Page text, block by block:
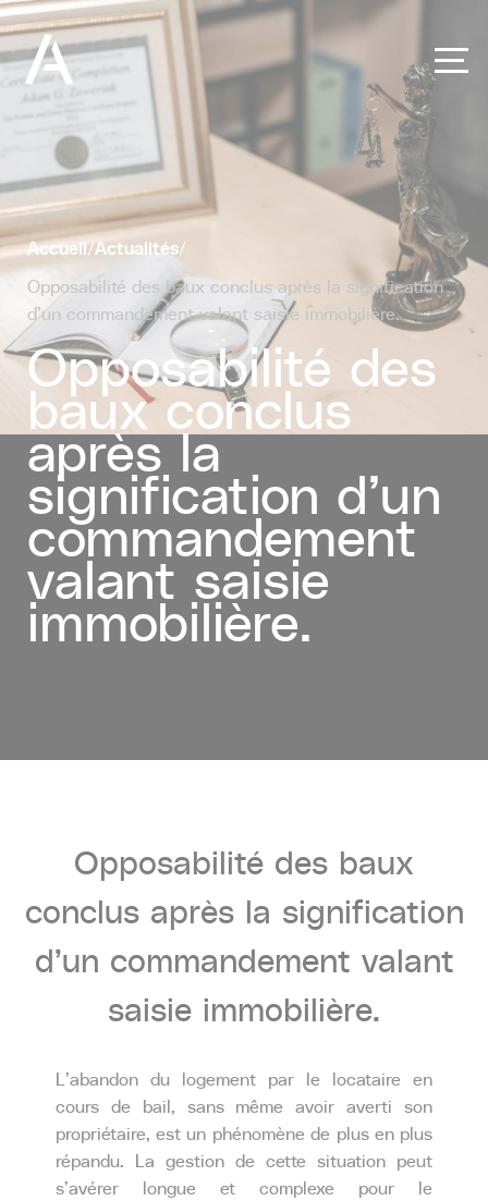
Accueil/Actualités/
Opposabilité des baux conclus après la signification
d’un commandement valant saisie immobilière.
Opposabilité des
baux conclus
après la
signification d’un
commandement
valant saisie
immobilière.
Opposabilité des baux
conclus après la signification
d’un commandement valant
saisie immobilière.
L’abandon du logement par le locataire en
cours de bail, sans même avoir averti son
propriétaire, est un phénomène de plus en plus
répandu. La gestion de cette situation peut
s’avérer longue et complexe pour le
Panneau de gestion des cookies